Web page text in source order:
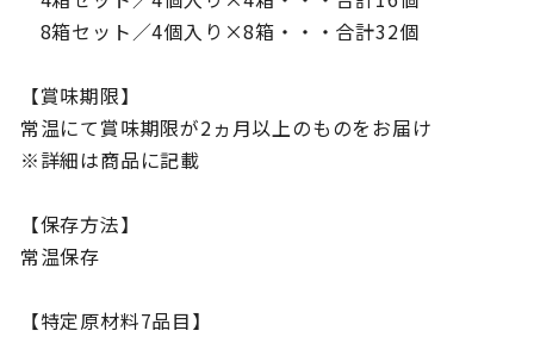
8箱セット／4個入り×8箱・・・合計32個
【賞味期限】
常温にて賞味期限が2ヵ月以上のものをお届け
※詳細は商品に記載
【保存方法】
常温保存
【特定原材料7品目】